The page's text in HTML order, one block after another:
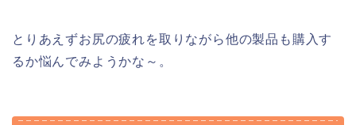
とりあえずお尻の疲れを取りながら他の製品も購入す
るか悩んでみようかな～。